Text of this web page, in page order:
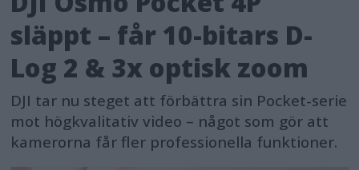
släppt – får 10-bitars D-
Log 2 & 3x optisk zoom
DJI tar nu steget att förbättra sin Pocket-serie
mot högkvalitativ video – något som gör att
kamerorna får fler professionella funktioner.